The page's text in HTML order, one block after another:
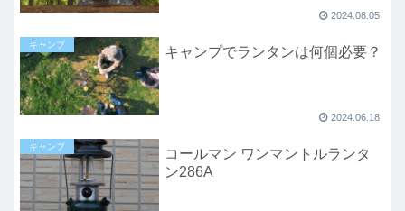
2024.08.05
キャンプ キャンプでランタンは何個必要？
2024.06.18
キャンプ
コールマン ワンマントルランタ
ン286A